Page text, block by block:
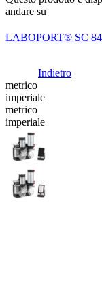
andare su
LABOPORT® SC
Indietro
metrico
imperiale
metrico
imperiale